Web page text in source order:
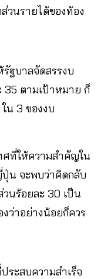
วนรายได้ของท้อง
รัฐบาลจัดสรรงบ
35 ตามเป้าหมาย ก็
น 3 ของงบ
ศที่ให้ความสําคัญใน
ปุ่น จะพบว่าคิดกลับ
นร้อยละ 30 เป็น
งว่าอย่างน้อยก็ควร
ระสบความสำเร็จ